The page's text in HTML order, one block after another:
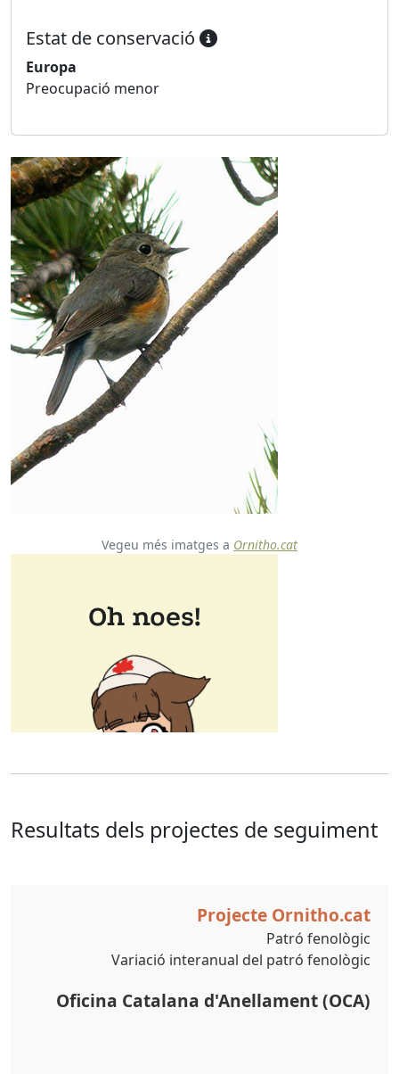
Estat de conservació
Europa
Preocupació menor
Vegeu més imatges a Ornitho.cat
Resultats dels projectes de seguiment
Projecte Ornitho.cat
Patró fenològic
Variació interanual del patró fenològic
Oficina Catalana d'Anellament (OCA)